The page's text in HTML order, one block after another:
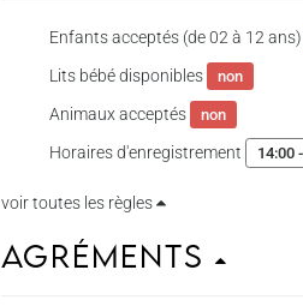
Enfants acceptés (de 02 à 12 ans)
Lits bébé disponibles non
Animaux acceptés non
Horaires d'enregistrement 14:00
voir toutes les règles
Agréments